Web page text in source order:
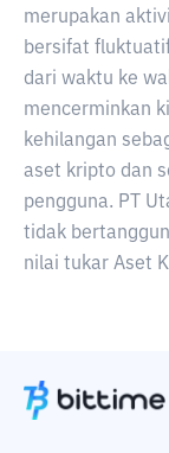
merupakan
bersifat
dari waktu ke
mencerminkan
kehilangan
aset kripto dan
pengguna. PT
tidak
nilai tukar Aset